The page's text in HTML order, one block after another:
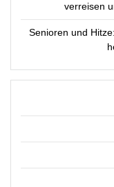
verreisen
Senioren und